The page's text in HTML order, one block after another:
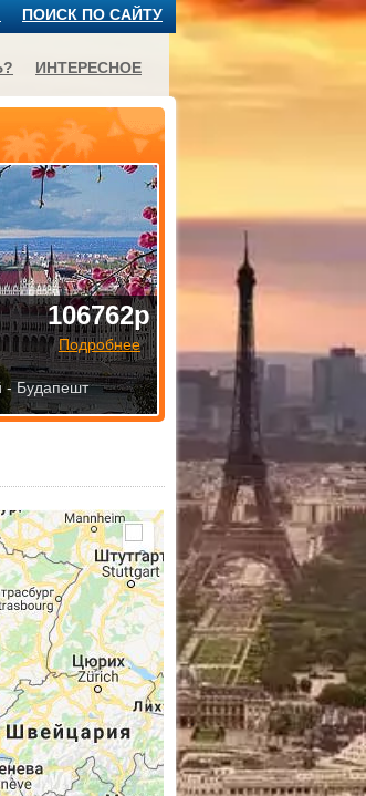
106762р
Подробнее
- Будапешт
ПОИСК ПО САЙТУ
ИНТЕРЕСНОЕ